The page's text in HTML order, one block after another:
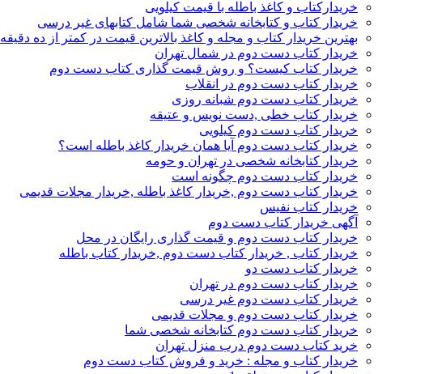
خریدارکتاب و کاغذ باطله با قیمت کیلویی
خریدار کتاب و کتابخانه شخصی شما شامل کتابهای غیر درسی
بهترین خریدار کتاب و مجله و کاغذ بالاترین قیمت در کمتر از ده دقیقه
خریدار کتاب دست دوم در شمال تهران
خریدار کتاب کیست؟ و روش قیمت گذاری کتاب دست دوم
خریدار کتاب دست دوم در انقلاب
خریدار کتاب دست دوم شبانه روزی
خریدار کتاب خطی ,دست نویس و عتیقه
خریدار کتاب دست دوم کیلویی
خریدار کتاب دست دوم آیا همان خریدار کاغذ باطله است؟
خریدار کتابخانه شخصی در تهران و حومه
خریدار کتاب دست دوم چگونه است
خریدار کتاب دست دوم ,خریدار کاغذ باطله ,خریدار مجلات قدیمی
خریدار کتاب نفیس
آگهی خریدار کتاب دست دوم
خریدار کتاب دست دوم و قیمت گذاری رایگان در محل
خریدار کتاب , خریدار کتاب دست دوم ,خریدار کتاب باطله
خریدار کتاب دست دو
خریدار کتاب دست دوم در تهران
خریدار کتاب دست دوم غیر درسی
خریدار کتاب دست دوم و مجلات قدیمی
خریدار کتاب دست دوم کتابخانه شخصی شما
خرید کتاب دست دوم درب منزل تهران
خریدار کتاب و مجله : خرید و فروش کتاب دست دوم